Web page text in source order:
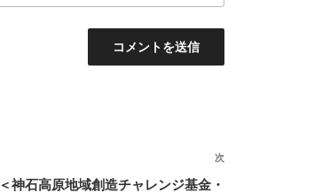
次
次
＜神石高原地域創造チャレンジ基金・